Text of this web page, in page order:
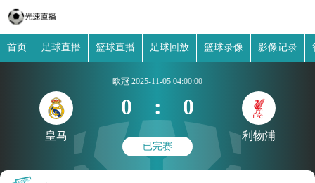
首页 足球直播 篮球直播 足球回放 篮球录像 影像记录
皇马
欧冠 2025-11-05 04:00:00
0 : 0
已完赛
利物浦